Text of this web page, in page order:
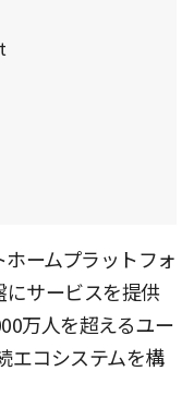
ームプラットフォ
にサービスを提供
万人を超えるユー
エコシステムを構